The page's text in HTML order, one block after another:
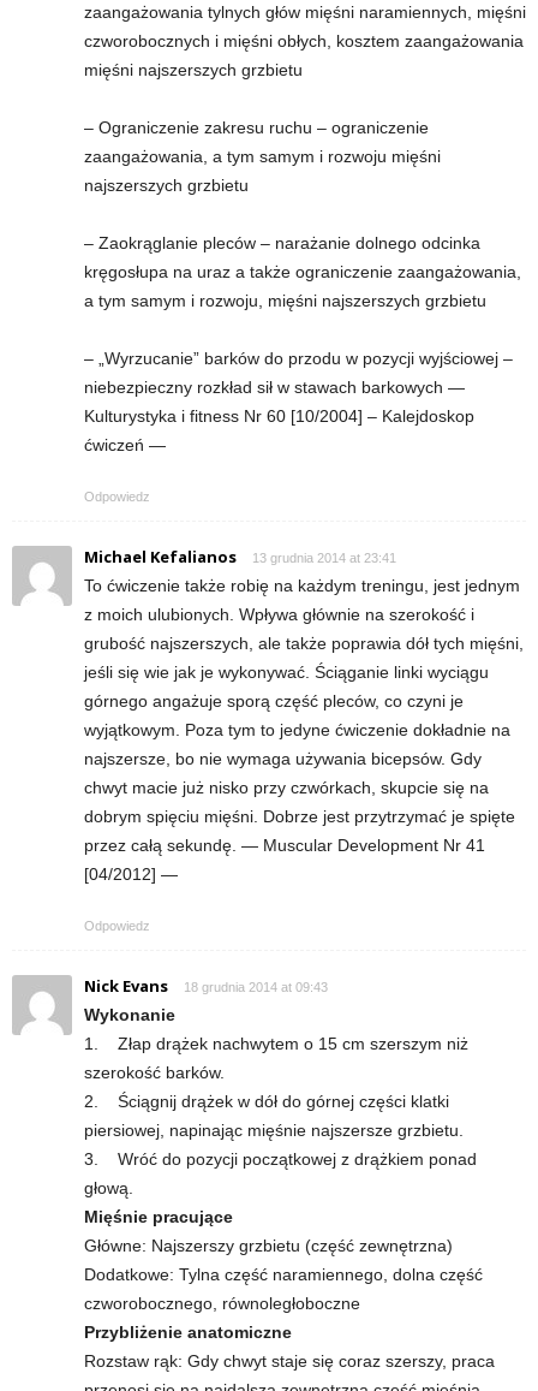
zaangażowania tylnych głów mięśni naramiennych, mięśni
czworobocznych i mięśni obłych, kosztem zaangażowania
mięśni najszerszych grzbietu
– Ograniczenie zakresu ruchu – ograniczenie
zaangażowania, a tym samym i rozwoju mięśni
najszerszych grzbietu
– Zaokrąglanie pleców – narażanie dolnego odcinka
kręgosłupa na uraz a także ograniczenie zaangażowania,
a tym samym i rozwoju, mięśni najszerszych grzbietu
– „Wyrzucanie” barków do przodu w pozycji wyjściowej –
niebezpieczny rozkład sił w stawach barkowych —
Kulturystyka i fitness Nr 60 [10/2004] – Kalejdoskop
ćwiczeń —
Odpowiedz
Michael Kefalianos 13 grudnia 2014 at 23:41
To ćwiczenie także robię na każdym treningu, jest jednym
z moich ulubionych. Wpływa głównie na szerokość i
grubość najszerszych, ale także poprawia dół tych mięśni,
jeśli się wie jak je wykonywać. Ściąganie linki wyciągu
górnego angażuje sporą część pleców, co czyni je
wyjątkowym. Poza tym to jedyne ćwiczenie dokładnie na
najszersze, bo nie wymaga używania bicepsów. Gdy
chwyt macie już nisko przy czwórkach, skupcie się na
dobrym spięciu mięśni. Dobrze jest przytrzymać je spięte
przez całą sekundę. — Muscular Development Nr 41
[04/2012] —
Odpowiedz
Nick Evans 18 grudnia 2014 at 09:43
Wykonanie
1. Złap drążek nachwytem o 15 cm szerszym niż
szerokość barków.
2. Ściągnij drążek w dół do górnej części klatki
piersiowej, napinając mięśnie najszersze grzbietu.
3. Wróć do pozycji początkowej z drążkiem ponad
głową.
Mięśnie pracujące
Główne: Najszerszy grzbietu (część zewnętrzna)
Dodatkowe: Tylna część naramiennego, dolna część
czworobocznego, równoległoboczne
Przybliżenie anatomiczne
Rozstaw rąk: Gdy chwyt staje się coraz szerszy, praca